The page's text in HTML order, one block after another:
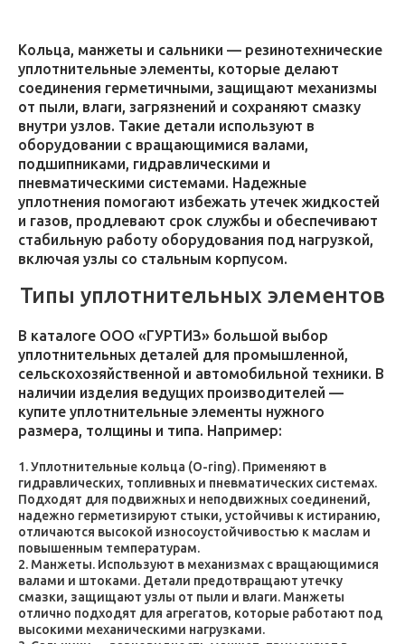
Кольца, манжеты и сальники — резинотехнические
уплотнительные элементы, которые делают
соединения герметичными, защищают механизмы
от пыли, влаги, загрязнений и сохраняют смазку
внутри узлов. Такие детали используют в
оборудовании с вращающимися валами,
подшипниками, гидравлическими и
пневматическими системами. Надежные
уплотнения помогают избежать утечек жидкостей
и газов, продлевают срок службы и обеспечивают
стабильную работу оборудования под нагрузкой,
включая узлы со стальным корпусом.
Типы уплотнительных элементов
В каталоге ООО «ГУРТИЗ» большой выбор
уплотнительных деталей для промышленной,
сельскохозяйственной и автомобильной техники. В
наличии изделия ведущих производителей —
купите уплотнительные элементы нужного
размера, толщины и типа. Например:
Уплотнительные кольца (O-ring). Применяют в
гидравлических, топливных и пневматических системах.
Подходят для подвижных и неподвижных соединений,
надежно герметизируют стыки, устойчивы к истиранию,
отличаются высокой износоустойчивостью к маслам и
повышенным температурам.
Манжеты. Используют в механизмах с вращающимися
валами и штоками. Детали предотвращают утечку
смазки, защищают узлы от пыли и влаги. Манжеты
отлично подходят для агрегатов, которые работают под
высокими механическими нагрузками.